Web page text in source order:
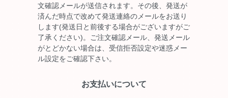
文確認メールが送信されます。その後、発送が
済んだ時点で改めて発送連絡のメールをお送り
します(発送日と前後する場合がございますがご
了承ください)。ご注文確認メール、発送メール
がとどかない場合は、受信拒否設定や迷惑メー
ル設定をご確認下さい。
お支払いについて